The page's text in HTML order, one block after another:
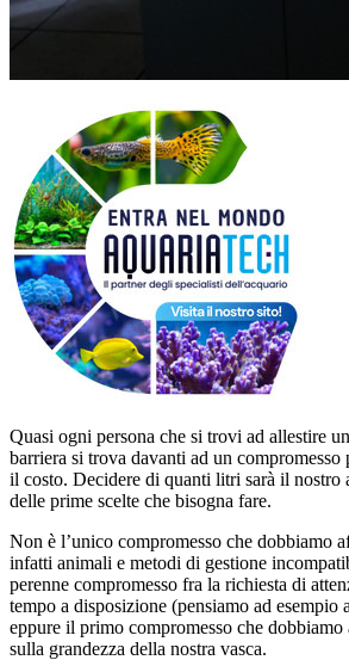
Quasi ogni persona che si trovi ad allestire
barriera si trova davanti ad un
il costo. Decidere di quanti litri sarà il nostro
delle prime scelte che bisogna fare.
Non è l’unico compromesso che dobbiamo
infatti animali e metodi di gestione
perenne compromesso fra la richiesta di
tempo a disposizione (pensiamo ad esempio
eppure il primo compromesso che dobbiamo
sulla grandezza della nostra vasca.